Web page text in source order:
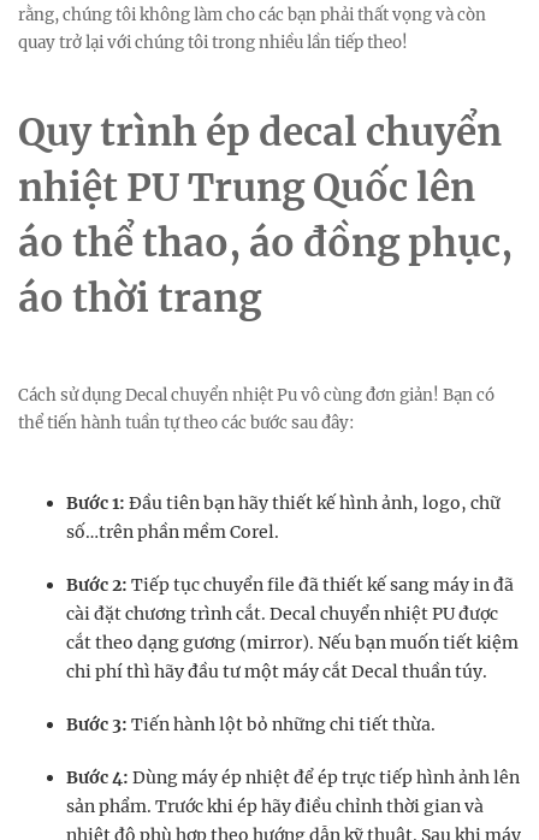
rằng, chúng tôi không làm cho các bạn phải thất vọng và còn
quay trở lại với chúng tôi trong nhiều lần tiếp theo!
Quy trình ép decal chuyển
nhiệt PU Trung Quốc lên
áo thể thao, áo đồng phục,
áo thời trang
Cách sử dụng Decal chuyển nhiệt Pu vô cùng đơn giản! Bạn có
thể tiến hành tuần tự theo các bước sau đây:
Bước 1: Đầu tiên bạn hãy thiết kế hình ảnh, logo, chữ
số…trên phần mềm Corel.
Bước 2: Tiếp tục chuyển file đã thiết kế sang máy in đã
cài đặt chương trình cắt. Decal chuyển nhiệt PU được
cắt theo dạng gương (mirror). Nếu bạn muốn tiết kiệm
chi phí thì hãy đầu tư một máy cắt Decal thuần túy.
Bước 3: Tiến hành lột bỏ những chi tiết thừa.
Bước 4: Dùng máy ép nhiệt để ép trực tiếp hình ảnh lên
sản phẩm. Trước khi ép hãy điều chỉnh thời gian và
nhiệt độ phù hợp theo hướng dẫn kỹ thuật. Sau khi máy